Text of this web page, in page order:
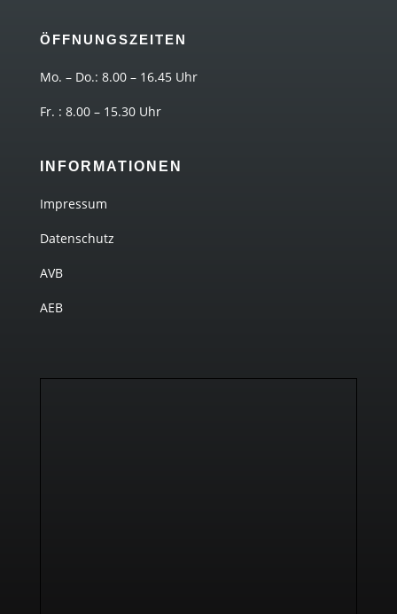
ÖFFNUNGSZEITEN
Mo. – Do.: 8.00 – 16.45 Uhr
Fr. : 8.00 – 15.30 Uhr
INFORMATIONEN
Impressum
Datenschutz
AVB
AEB